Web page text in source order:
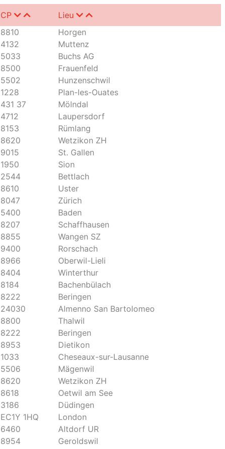
CP
Lieu
8810
Horgen
4132
Muttenz
5033
Buchs AG
8500
Frauenfeld
5502
Hunzenschwil
1228
Plan-les-Ouates
431 37
Mölndal
4712
Laupersdorf
8153
Rümlang
8620
Wetzikon ZH
9015
St. Gallen
1950
Sion
2544
Bettlach
8610
Uster
8047
Zürich
5400
Baden
8207
Schaffhausen
8855
Wangen SZ
9400
Rorschach
8966
Oberwil-Lieli
8404
Winterthur
8184
Bachenbülach
8222
Beringen
24030
Almenno San Bartolomeo
8800
Thalwil
8222
Beringen
8953
Dietikon
1033
Cheseaux-sur-Lausanne
5506
Mägenwil
8620
Wetzikon ZH
8618
Oetwil am See
3186
Düdingen
EC1Y 1HQ
London
6460
Altdorf UR
8954
Geroldswil